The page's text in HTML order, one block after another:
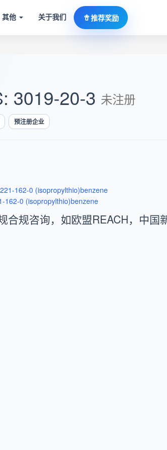
其他 关于我们 推荐奖励
3019-20-3 未注册
预注册企业
162-0 (isopropylthio)benzene
162-0 (isopropylthio)benzene
合规咨询，如欧盟REACH，中